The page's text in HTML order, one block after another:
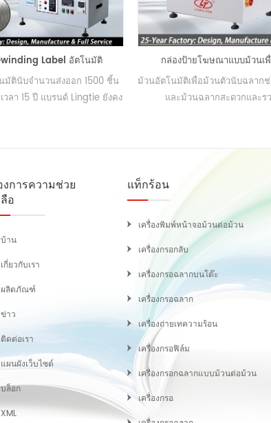
Label อัตโนมัติ
มัตินับจำนวนส่งออก 1500 ชิ้น
วลา 15 ปี แบรนด์ Lingtie ยังคง
กล่องป้ายโฆษณาแบบม้วนเ
ม้วนอัตโนมัติเพื่อม้วนตัวนับฉลาก
และม้วนฉลากสะดวกและร
งการความช่วย
อ
บ้าน
เกี่ยวกับเรา
ผลิตภัณฑ์
ข่าว
ติดต่อเรา
แผนผังเว็บไซต์
บล็อก
XML
แท็กร้อน
เครื่องพิมพ์หน้าจอม้วนต่อม้วน
เครื่องกรอกลับ
เครื่องกรอฉลากบนโต๊ะ
เครื่องกรอฉลาก
เครื่องถ่ายเทความร้อน
เครื่องกรอฟิล์ม
เครื่องกรอกฉลากแบบม้วนต่อม้วน
เครื่องกรอ